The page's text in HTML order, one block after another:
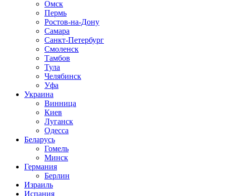
Омск
Пермь
Ростов-на-Дону
Самара
Санкт-Петербург
Смоленск
Тамбов
Тула
Челябинск
Уфа
Украина
Винница
Киев
Луганск
Одесса
Беларусь
Гомель
Минск
Германия
Берлин
Израиль
Испания